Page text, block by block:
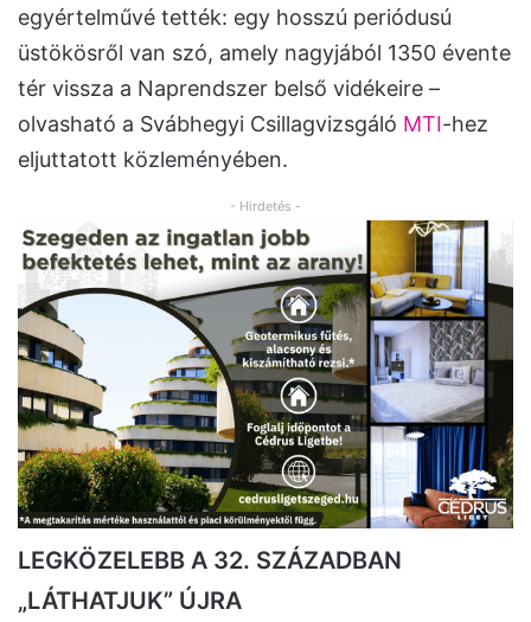
egyértelművé tették: egy hosszú periódusú
üstökösről van szó, amely nagyjából 1350 évente
tér vissza a Naprendszer belső vidékeire –
olvasható a Svábhegyi Csillagvizsgáló MTI-hez
eljuttatott közleményében.
- Hirdetés -
LEGKÖZELEBB A 32. SZÁZADBAN
„LÁTHATJUK” ÚJRA